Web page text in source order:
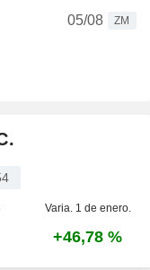
05/08
ZM
Varia. 1 de enero.
+46,78 %